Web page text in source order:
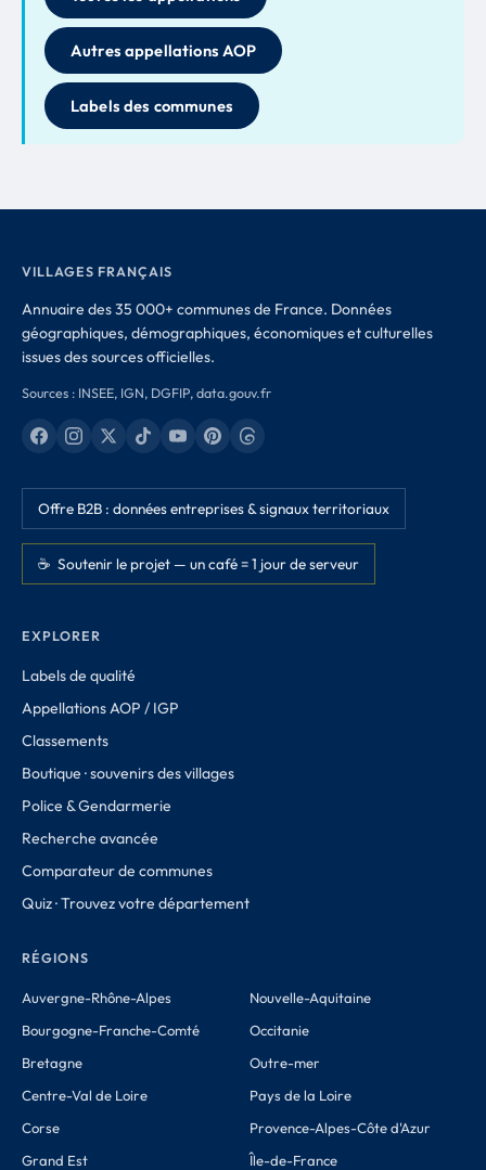
Autres appellations AOP
Labels des communes
VILLAGES FRANÇAIS
Annuaire des 35 000+ communes de France. Données
géographiques, démographiques, économiques et culturelles
issues des sources officielles.
Sources : INSEE, IGN, DGFIP, data.gouv.fr
Offre B2B : données entreprises & signaux territoriaux
☕ Soutenir le projet — un café = 1 jour de serveur
EXPLORER
Labels de qualité
Appellations AOP / IGP
Classements
Boutique · souvenirs des villages
Police & Gendarmerie
Recherche avancée
Comparateur de communes
Quiz · Trouvez votre département
RÉGIONS
Auvergne-Rhône-Alpes
Bourgogne-Franche-Comté
Bretagne
Centre-Val de Loire
Corse
Grand Est
Nouvelle-Aquitaine
Occitanie
Outre-mer
Pays de la Loire
Provence-Alpes-Côte d'Azur
Île-de-France